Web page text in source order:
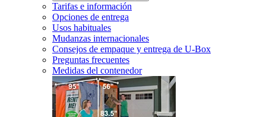
Tarifas e información
Opciones de entrega
Usos habituales
Mudanzas internacionales
Consejos de empaque y entrega de U-Box
Preguntas frecuentes
Medidas del contenedor